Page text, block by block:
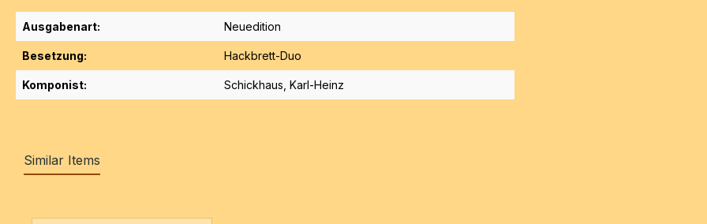
Ausgabenart: Neuedition
Besetzung: Hackbrett-Duo
Komponist: Schickhaus, Karl-Heinz
Similar Items